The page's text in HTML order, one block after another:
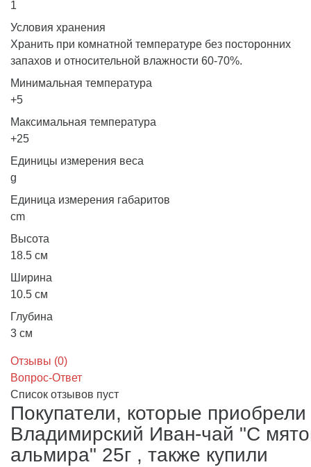
1
Условия хранения
Хранить при комнатной температуре без посторонних
запахов и относительной влажности 60-70%.
Минимальная температура
+5
Максимальная температура
+25
Единицы измерения веса
g
Единица измерения габаритов
cm
Высота
18.5 см
Ширина
10.5 см
Глубина
3 см
Отзывы (0)
Вопрос-Ответ
Список отзывов пуст
Покупатели, которые приобрели
Владимирский Иван-чай "С
альмира" 25г , также купили